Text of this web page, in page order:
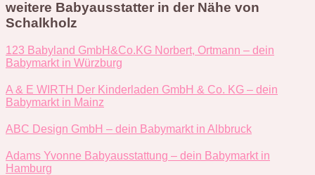
weitere Babyausstatter in der Nähe von
Schalkholz
123 Babyland GmbH&Co.KG Norbert, Ortmann – dein
Babymarkt in Würzburg
A & E WIRTH Der Kinderladen GmbH & Co. KG – dein
Babymarkt in Mainz
ABC Design GmbH – dein Babymarkt in Albbruck
Adams Yvonne Babyausstattung – dein Babymarkt in
Hamburg